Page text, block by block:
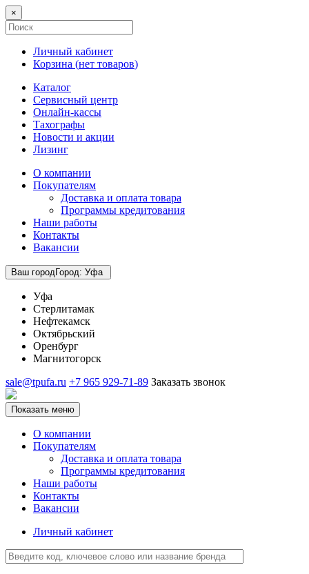
×
Личный кабинет
Корзина (нет товаров)
Каталог
Сервисный центр
Онлайн-кассы
Тахографы
Новости и акции
Лизинг
О компании
Покупателям
Доставка и оплата товара
Программы кредитования
Наши работы
Контакты
Вакансии
Ваш городГород: Уфа
Уфа
Стерлитамак
Нефтекамск
Октябрьский
Оренбург
Магнитогорск
sale@tpufa.ru +7 965 929-71-89 Заказать звонок
Показать меню
О компании
Покупателям
Доставка и оплата товара
Программы кредитования
Наши работы
Контакты
Вакансии
Личный кабинет